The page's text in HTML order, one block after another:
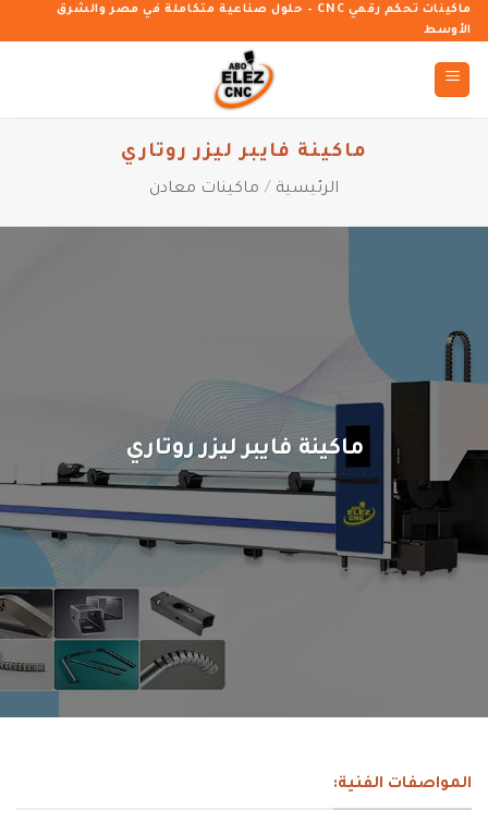
تخطي
للمحتوى
ماكينات تحكم رقمي CNC – حلول صناعية متكاملة في مصر والشرق
الأوسط
ماكينة فايبر ليزر روتاري
الرئيسية / ماكينات معادن
ماكينة فايبر ليزر روتاري
المواصفات الفنية: